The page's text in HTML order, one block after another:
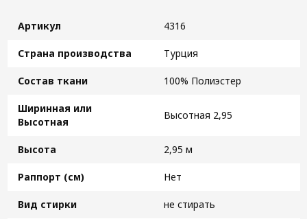
Артикул 4316
Страна производства Турция
Состав ткани 100% Полиэстер
Ширинная или
Высотная
Высотная 2,95
Высота 2,95 м
Раппорт (см) Нет
Вид стирки не стирать